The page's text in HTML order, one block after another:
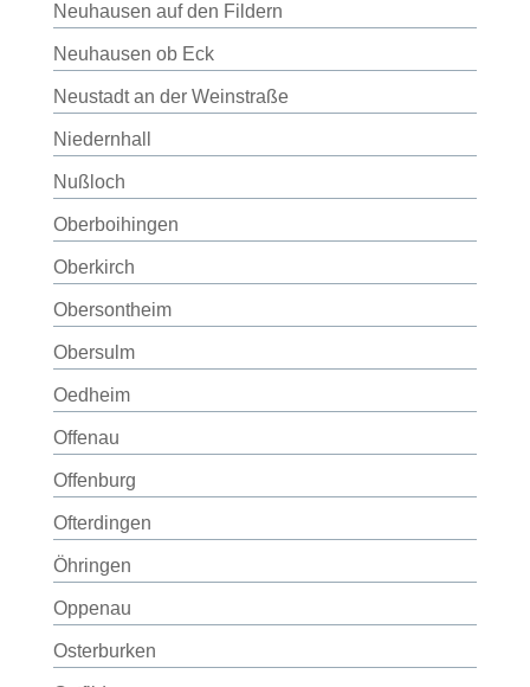
Neuhausen auf den Fildern
Neuhausen ob Eck
Neustadt an der Weinstraße
Niedernhall
Nußloch
Oberboihingen
Oberkirch
Obersontheim
Obersulm
Oedheim
Offenau
Offenburg
Ofterdingen
Öhringen
Oppenau
Osterburken